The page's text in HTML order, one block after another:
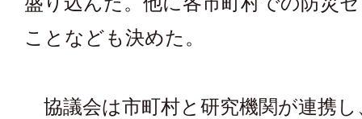
ことなども決めた。
協議会は市町村と研究機関が連携し